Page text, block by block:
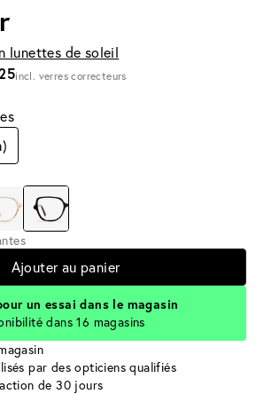
lunettes de soleil
incl. verres correcteurs
Ajouter au panier
un essai dans le magasin
dans 16 magasins
par des opticiens qualifiés
de 30 jours